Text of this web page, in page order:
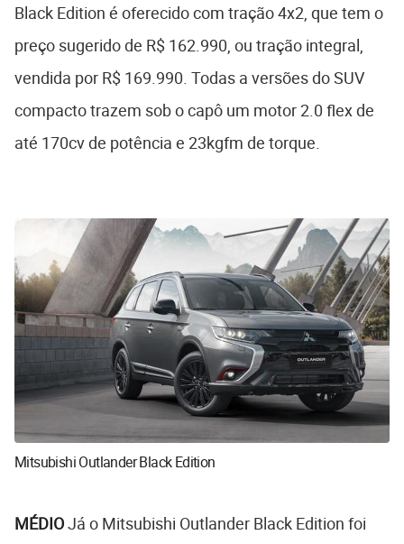
Black Edition é oferecido com tração 4x2, que tem o
preço sugerido de R$ 162.990, ou tração integral,
vendida por R$ 169.990. Todas a versões do SUV
compacto trazem sob o capô um motor 2.0 flex de
até 170cv de potência e 23kgfm de torque.
Mitsubishi Outlander Black Edition
MÉDIOJá o Mitsubishi Outlander Black Edition foi